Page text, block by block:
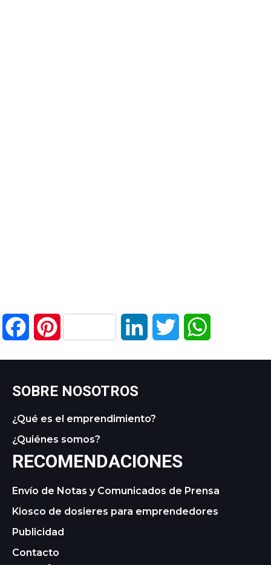
FacebookPinterest LinkedIn Twitter
SOBRE NOSOTROS
¿Qué es el emprendimiento?
¿Quiénes somos?
RECOMENDACIONES
Envío de Notas y Comunicados de Prensa
Kiosco de dosieres para emprendedores
Publicidad
Contacto